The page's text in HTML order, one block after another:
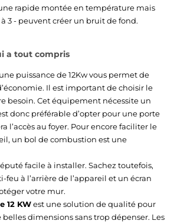
rapide montée en température mais
3 - peuvent créer un bruit de fond.
a tout compris
puissance de 12Kw vous permet de
Il est important de choisir le
besoin. Cet équipement nécessite un
donc préférable d’opter pour une porte
l’accès au foyer. Pour encore faciliter le
un bol de combustion est une
facile à installer. Sachez toutefois,
feu à l’arrière de l’appareil et un écran
votre mur.
12 KWest une solution de qualité pour
belles dimensions sans trop dépenser. Les